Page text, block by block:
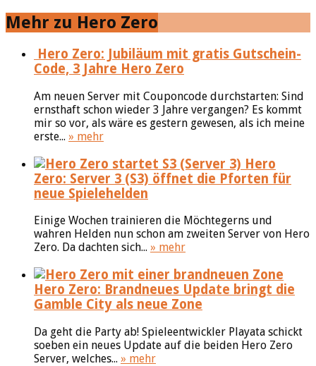
Mehr zu Hero Zero
Hero Zero: Jubiläum mit gratis Gutschein-
Code, 3 Jahre Hero Zero
Am neuen Server mit Couponcode durchstarten: Sind
ernsthaft schon wieder 3 Jahre vergangen? Es kommt
mir so vor, als wäre es gestern gewesen, als ich meine
erste... » mehr
Hero
Zero: Server 3 (S3) öffnet die Pforten für
neue Spielehelden
Einige Wochen trainieren die Möchtegerns und
wahren Helden nun schon am zweiten Server von Hero
Zero. Da dachten sich... » mehr
Hero Zero: Brandneues Update bringt die
Gamble City als neue Zone
Da geht die Party ab! Spieleentwickler Playata schickt
soeben ein neues Update auf die beiden Hero Zero
Server, welches... » mehr